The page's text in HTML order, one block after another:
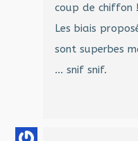
coup de chiffon
Les biais
sont superbes
… snif snif.